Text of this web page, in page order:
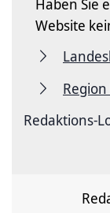
Website
Redaktions-